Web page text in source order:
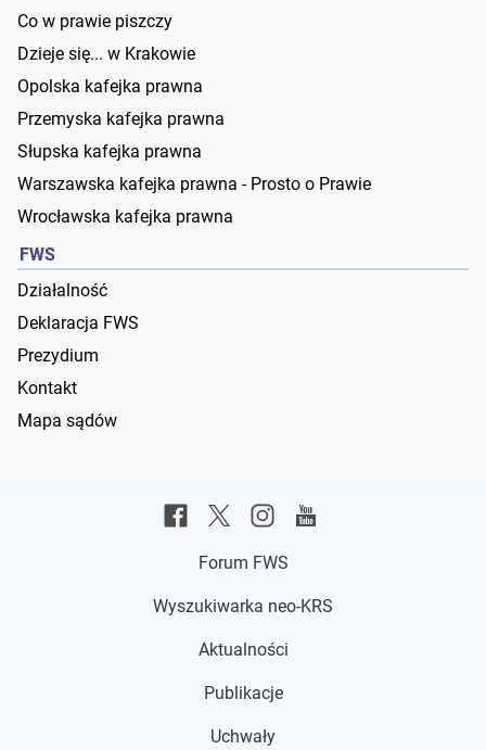
Co w prawie piszczy
Dzieje się... w Krakowie
Opolska kafejka prawna
Przemyska kafejka prawna
Słupska kafejka prawna
Warszawska kafejka prawna - Prosto o Prawie
Wrocławska kafejka prawna
FWS
Działalność
Deklaracja FWS
Prezydium
Kontakt
Mapa sądów
Forum FWS
Wyszukiwarka neo-KRS
Aktualności
Publikacje
Uchwały